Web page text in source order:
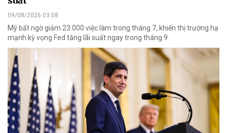
09/08/2026 03:08
Mỹ bất ngờ giảm 23.000 việc làm trong tháng 7, khiến thị trường hạ
mạnh kỳ vọng Fed tăng lãi suất ngay trong tháng 9.